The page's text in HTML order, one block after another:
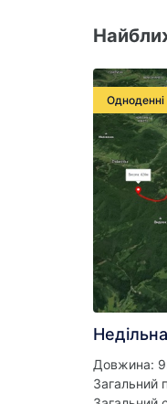
Довжина:
Загальний